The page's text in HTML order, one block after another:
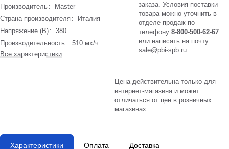
Производитель :
Master
Страна производителя :
Италия
Напряжение (В) : 380
Производительность : 510 мх/ч
Все характеристики
заказа. Условия поставки
товара можно уточнить в
отделе продаж по
телефону 8-800-500-62-67
или написать на почту
sale@pbi-spb.ru.
Цена действительна только для
интернет-магазина и может
отличаться от цен в розничных
магазинах
Характеристики Оплата Доставка